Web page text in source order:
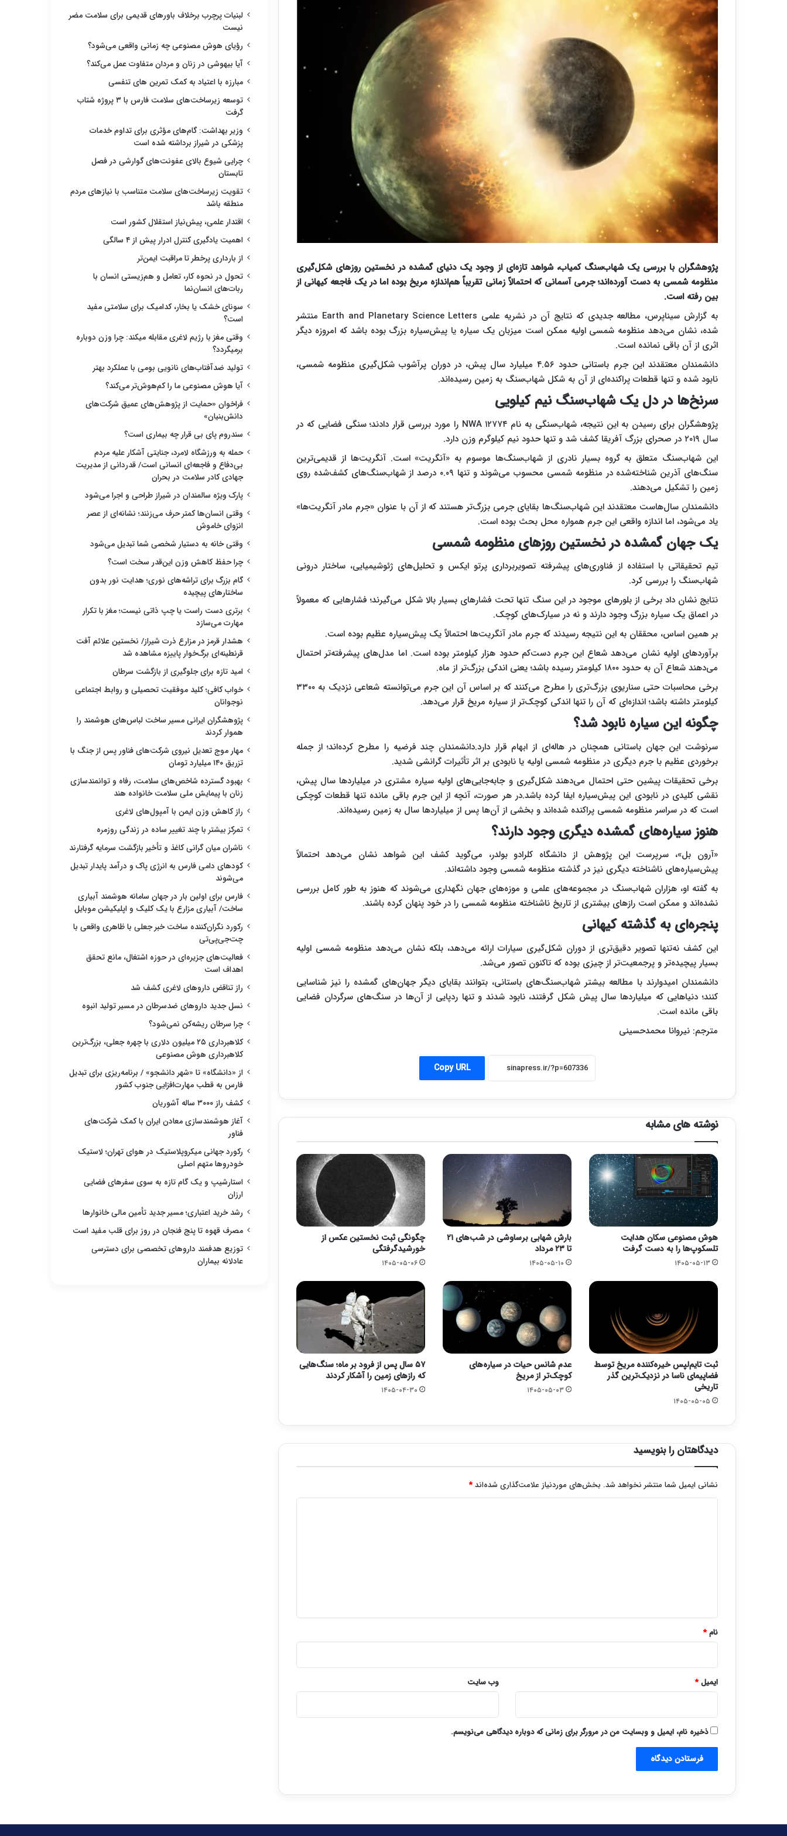
پژوهشگران با بررسی یک شهاب‌سنگ کمیاب، شواهد تازه‌ای از وجود یک دنیای گمشده در نخستین روزهای شکل‌گیری
منظومه شمسی به دست آورده‌اند؛ جرمی آسمانی که احتمالاً زمانی تقریباً هم‌اندازه مریخ بوده اما در یک فاجعه کیهانی از
بین رفته است.
به گزارش سیناپرس، مطالعه جدیدی که نتایج آن در نشریه علمی Earth and Planetary Science Letters منتشر
شده، نشان می‌دهد منظومه شمسی اولیه ممکن است میزبان یک سیاره یا پیش‌سیاره بزرگ بوده باشد که امروزه دیگر
اثری از آن باقی نمانده است.
دانشمندان معتقدند این جرم باستانی حدود ۴.۵۶ میلیارد سال پیش، در دوران پرآشوب شکل‌گیری منظومه شمسی،
نابود شده و تنها قطعات پراکنده‌ای از آن به شکل شهاب‌سنگ به زمین رسیده‌اند.
سرنخ‌ها در دل یک شهاب‌سنگ نیم کیلویی
پژوهشگران برای رسیدن به این نتیجه، شهاب‌سنگی به نام NWA ۱۲۷۷۴ را مورد بررسی قرار دادند؛ سنگی فضایی که در
سال ۲۰۱۹ در صحرای بزرگ آفریقا کشف شد و تنها حدود نیم کیلوگرم وزن دارد.
این شهاب‌سنگ متعلق به گروه بسیار نادری از شهاب‌سنگ‌ها موسوم به «آنگریت» است. آنگریت‌ها از قدیمی‌ترین
سنگ‌های آذرین شناخته‌شده در منظومه شمسی محسوب می‌شوند و تنها ۰.۰۹ درصد از شهاب‌سنگ‌های کشف‌شده روی
زمین را تشکیل می‌دهند.
دانشمندان سال‌هاست معتقدند این شهاب‌سنگ‌ها بقایای جرمی بزرگ‌تر هستند که از آن با عنوان «جرم مادر آنگریت‌ها»
یاد می‌شود، اما اندازه واقعی این جرم همواره محل بحث بوده است.
یک جهان گمشده در نخستین روزهای منظومه شمسی
تیم تحقیقاتی با استفاده از فناوری‌های پیشرفته تصویربرداری پرتو ایکس و تحلیل‌های ژئوشیمیایی، ساختار درونی
شهاب‌سنگ را بررسی کرد.
نتایج نشان داد برخی از بلورهای موجود در این سنگ تنها تحت فشارهای بسیار بالا شکل می‌گیرند؛ فشارهایی که معمولاً
در اعماق یک سیاره بزرگ وجود دارند و نه در سیارک‌های کوچک.
بر همین اساس، محققان به این نتیجه رسیدند که جرم مادر آنگریت‌ها احتمالاً یک پیش‌سیاره عظیم بوده است.
برآوردهای اولیه نشان می‌دهد شعاع این جرم دست‌کم حدود هزار کیلومتر بوده است. اما مدل‌های پیشرفته‌تر احتمال
می‌دهند شعاع آن به حدود ۱۸۰۰ کیلومتر رسیده باشد؛ یعنی اندکی بزرگ‌تر از ماه.
برخی محاسبات حتی سناریوی بزرگ‌تری را مطرح می‌کنند که بر اساس آن این جرم می‌توانسته شعاعی نزدیک به ۳۳۰۰
کیلومتر داشته باشد؛ اندازه‌ای که آن را تنها اندکی کوچک‌تر از سیاره مریخ قرار می‌دهد.
چگونه این سیاره نابود شد؟
سرنوشت این جهان باستانی همچنان در هاله‌ای از ابهام قرار دارد.دانشمندان چند فرضیه را مطرح کرده‌اند؛ از جمله
برخوردی عظیم با جرم دیگری در منظومه شمسی اولیه یا نابودی بر اثر تأثیرات گرانشی شدید.
برخی تحقیقات پیشین حتی احتمال می‌دهند شکل‌گیری و جابه‌جایی‌های اولیه سیاره مشتری در میلیاردها سال پیش،
نقشی کلیدی در نابودی این پیش‌سیاره ایفا کرده باشد.در هر صورت، آنچه از این جرم باقی مانده تنها قطعات کوچکی
است که در سراسر منظومه شمسی پراکنده شده‌اند و بخشی از آن‌ها پس از میلیاردها سال به زمین رسیده‌اند.
هنوز سیاره‌های گمشده دیگری وجود دارند؟
«آرون بل»، سرپرست این پژوهش از دانشگاه کلرادو بولدر، می‌گوید کشف این شواهد نشان می‌دهد احتمالاً
پیش‌سیاره‌های ناشناخته دیگری نیز در گذشته منظومه شمسی وجود داشته‌اند.
به گفته او، هزاران شهاب‌سنگ در مجموعه‌های علمی و موزه‌های جهان نگهداری می‌شوند که هنوز به طور کامل بررسی
نشده‌اند و ممکن است رازهای بیشتری از تاریخ ناشناخته منظومه شمسی را در خود پنهان کرده باشند.
پنجره‌ای به گذشته کیهانی
این کشف نه‌تنها تصویر دقیق‌تری از دوران شکل‌گیری سیارات ارائه می‌دهد، بلکه نشان می‌دهد منظومه شمسی اولیه
بسیار پیچیده‌تر و پرجمعیت‌تر از چیزی بوده که تاکنون تصور می‌شد.
دانشمندان امیدوارند با مطالعه بیشتر شهاب‌سنگ‌های باستانی، بتوانند بقایای دیگر جهان‌های گمشده را نیز شناسایی
کنند؛ دنیاهایی که میلیاردها سال پیش شکل گرفتند، نابود شدند و تنها ردپایی از آن‌ها در سنگ‌های سرگردان فضایی
باقی مانده است.
مترجم: نیروانا محمدحسینی
Copy URL
نوشته های مشابه
هوش مصنوعی سکان هدایت
تلسکوپ‌ها را به دست گرفت
۱۴۰۵-۰۵-۱۳
بارش شهابی برساوشی در شب‌های ۲۱
تا ۲۳ مرداد
۱۴۰۵-۰۵-۱۰
چگونگی ثبت نخستین عکس از
خورشیدگرفتگی
۱۴۰۵-۰۵-۰۶
ثبت تایم‌لپس خیره‌کننده مریخ توسط
فضاپیمای ناسا در نزدیک‌ترین گذر
تاریخی
۱۴۰۵-۰۵-۰۵
عدم شانس حیات در سیاره‌های
کوچک‌تر از مریخ
۱۴۰۵-۰۵-۰۳
۵۷ سال پس از فرود بر ماه؛ سنگ‌هایی
که رازهای زمین را آشکار کردند
۱۴۰۵-۰۴-۳۰
دیدگاهتان را بنویسید
نشانی ایمیل شما منتشر نخواهد شد. بخش‌های موردنیاز علامت‌گذاری شده‌اند*
نام*
ایمیل* وب‌ سایت
ذخیره نام، ایمیل و وبسایت من در مرورگر برای زمانی که دوباره دیدگاهی می‌نویسم.
لبنیات پرچرب برخلاف باورهای قدیمی برای سلامت مضر
نیست
رؤیای هوش مصنوعی چه زمانی واقعی می‌شود؟
آیا بیهوشی در زنان و مردان متفاوت عمل می‌کند؟
مبارزه با اعتیاد به کمک تمرین های تنفسی
توسعه زیرساخت‌های سلامت فارس با ۳ پروژه شتاب
گرفت
وزیر بهداشت: گام‌های مؤثری برای تداوم خدمات
پزشکی در شیراز برداشته شده است
چرایی شیوع بالای عفونت‌های گوارشی در فصل
تابستان
تقویت زیرساخت‌های سلامت متناسب با نیازهای مردم
منطقه باشد
اقتدار علمی، پیش‌نیاز استقلال کشور است
اهمیت یادگیری کنترل ادرار پیش از ۴ سالگی
از بارداری پرخطر تا مراقبت ایمن‌تر
تحول در نحوه کار، تعامل و هم‌زیستی انسان با
ربات‌های انسان‌نما
سونای خشک یا بخار، کدامیک برای سلامتی مفید
است؟
وقتی مغز با رژیم لاغری مقابله میکند: چرا وزن دوباره
برمیگردد؟
تولید ضدآفتاب‌های نانویی بومی با عملکرد بهتر
آیا هوش مصنوعی ما را کم‌هوش‌تر می‌کند؟
فراخوان «حمایت از پژوهش‌های عمیق شرکت‌های
دانش‌بنیان»
سندروم پای بی قرار چه بیماری است؟
حمله به ورزشگاه لامرد، جنایتی آشکار علیه مردم
بی‌دفاع و فاجعه‌ای انسانی است/ قدردانی از مدیریت
جهادی کادر سلامت در بحران
پارک ویژه سالمندان در شیراز طراحی و اجرا می‌شود
وقتی انسان‌ها کمتر حرف می‌زنند؛ نشانه‌ای از عصر
انزوای خاموش
وقتی خانه به دستیار شخصی شما تبدیل می‌شود
چرا حفظ کاهش وزن این‌قدر سخت است؟
گام بزرگ برای تراشه‌های نوری؛ هدایت نور بدون
ساختارهای پیچیده
برتری دست راست یا چپ ذاتی نیست؛ مغز با تکرار
مهارت می‌سازد
هشدار قرمز در مزارع ذرت شیراز/ نخستین علائم آفت
قرنطینه‌ای برگ‌خوار پاییزه مشاهده شد
امید تازه برای جلوگیری از بازگشت سرطان
خواب کافی؛ کلید موفقیت تحصیلی و روابط اجتماعی
نوجوانان
پژوهشگران ایرانی مسیر ساخت لباس‌های هوشمند را
هموار کردند
مهار موج تعدیل نیروی شرکت‌های فناور پس از جنگ با
تزریق ۱۴۰ میلیارد تومان
بهبود گسترده شاخص‌های سلامت، رفاه و توانمندسازی
زنان با پیمایش ملی سلامت خانواده هند
راز کاهش وزن ایمن با آمپول‌های لاغری
تمرکز بیشتر با چند تغییر ساده در زندگی روزمره
ناشران میان گرانی کاغذ و تأخیر بازگشت سرمایه گرفتارند
کودهای دامی فارس به انرژی پاک و درآمد پایدار تبدیل
می‌شوند
فارس برای اولین بار در جهان سامانه هوشمند آبیاری
ساخت/ آبیاری مزارع با یک کلیک و اپلیکیشن موبایل
رکورد نگران‌کننده ساخت خبر جعلی با ظاهری واقعی با
چت‌جی‌پی‌تی
فعالیت‌های جزیره‌ای در حوزه اشتغال، مانع تحقق
اهداف است
راز تناقض داروهای لاغری کشف شد
نسل جدید داروهای ضدسرطان در مسیر تولید انبوه
چرا سرطان ریشه‌کن نمی‌شود؟
کلاهبرداری ۲۵ میلیون دلاری با چهره جعلی، بزرگ‌ترین
کلاهبرداری هوش مصنوعی
از «دانشگاه» تا «شهر دانشجو» / برنامه‌ریزی برای تبدیل
فارس به قطب مهارت‌افزایی جنوب کشور
کشف راز ۳۰۰۰ ساله آشوریان
آغاز هوشمندسازی معادن ایران با کمک شرکت‌های
فناور
رکورد جهانی میکروپلاستیک در هوای تهران؛ لاستیک
خودروها متهم اصلی
استارشیپ و یک گام تازه به سوی سفرهای فضایی
ارزان
رشد خرید اعتباری؛ مسیر جدید تأمین مالی خانوارها
مصرف قهوه تا پنج فنجان در روز برای قلب مفید است
توزیع هدفمند داروهای تخصصی برای دسترسی
عادلانه بیماران